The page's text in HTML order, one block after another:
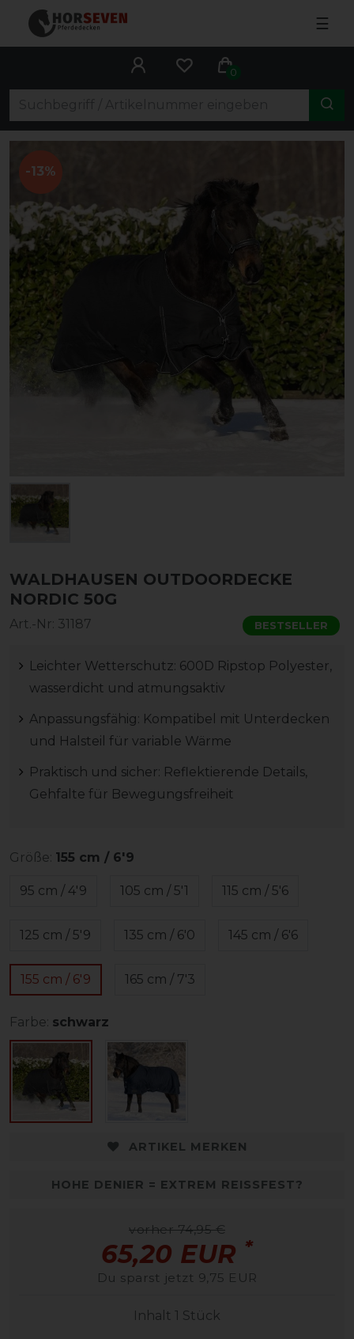
☰
0
-13%
WALDHAUSEN OUTDOORDECKE
NORDIC 50G
Art.-Nr: 31187 BESTSELLER
Leichter Wetterschutz: 600D Ripstop Polyester,
wasserdicht und atmungsaktiv
Anpassungsfähig: Kompatibel mit Unterdecken
und Halsteil für variable Wärme
Praktisch und sicher: Reflektierende Details,
Gehfalte für Bewegungsfreiheit
Größe: 155 cm / 6'9
95 cm / 4'9 105 cm / 5'1 115 cm / 5'6
125 cm / 5'9 135 cm / 6'0 145 cm / 6'6
155 cm / 6'9 165 cm / 7'3
Farbe: schwarz
ARTIKEL MERKEN
HOHE DENIER = EXTREM REISSFEST?
vorher 74,95 €
65,20 EUR *
Du sparst jetzt 9,75 EUR
Inhalt 1 Stück